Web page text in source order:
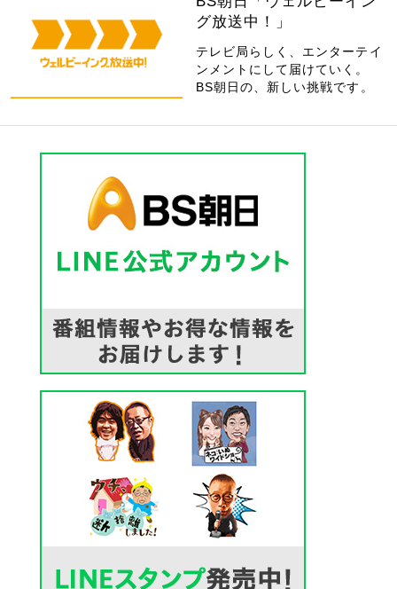
グ放送中！」
テレビ局らしく、エンターテイ
ンメントにして届けていく。
BS朝日の、新しい挑戦です。